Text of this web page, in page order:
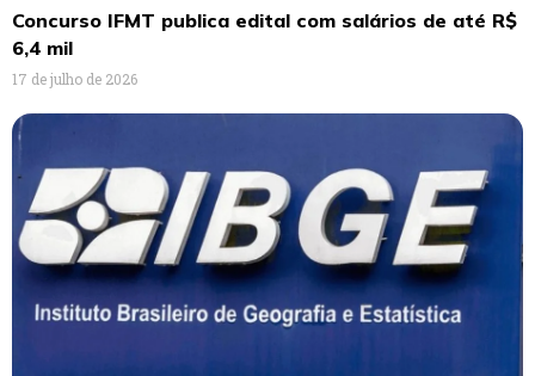
Concurso IFMT publica edital com salários de até R$
6,4 mil
17 de julho de 2026